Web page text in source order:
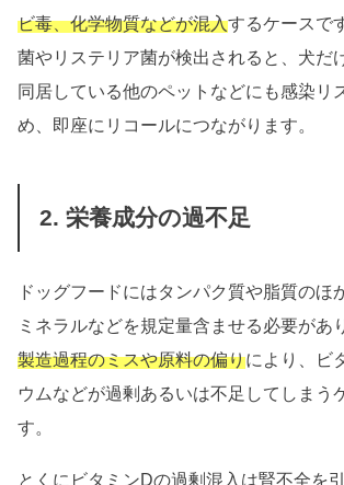
ビ毒、化学物質などが混入するケースで
菌やリステリア菌が検出されると、犬だ
同居している他のペットなどにも感染リ
め、即座にリコールにつながります。
2. 栄養成分の過不足
ドッグフードにはタンパク質や脂質のほ
ミネラルなどを規定量含ませる必要があ
製造過程のミスや原料の偏りにより、ビ
ウムなどが過剰あるいは不足してしまう
す。
とくにビタミンDの過剰混入は腎不全を